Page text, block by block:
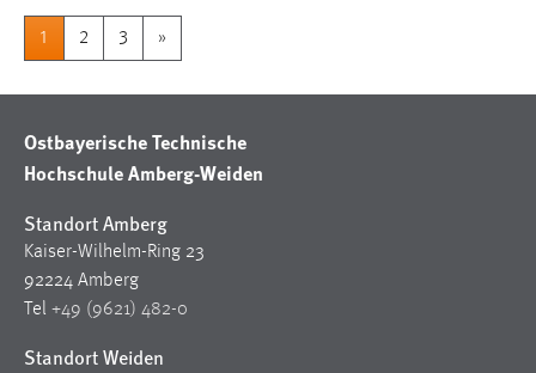
1 2 3 »
Ostbayerische Technische
Hochschule Amberg-Weiden
Standort Amberg
Kaiser-Wilhelm-Ring 23
92224 Amberg
Tel +49 (9621) 482-0
Standort Weiden